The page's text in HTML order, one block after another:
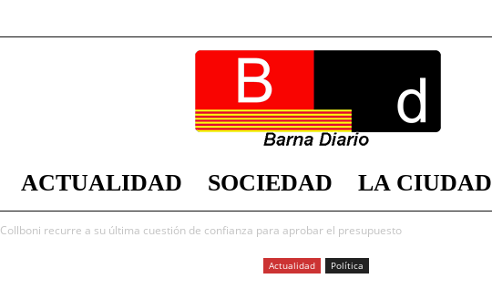
ACTUALIDAD SOCIEDAD LA CIUDAD
Collboni recurre a su última cuestión de confianza para aprobar el presupuesto
Actualidad Política